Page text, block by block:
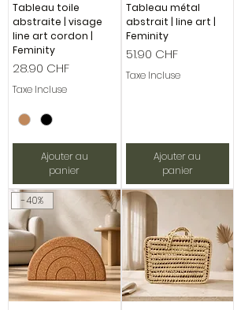
Tableau toile
abstraite | visage
line art cordon |
Feminity
Prix
28.90 CHF
Taxe Incluse
Ajouter au
panier
Tableau métal
abstrait | line art |
Feminity
Prix
51.90 CHF
Taxe Incluse
Ajouter au
panier
-40%